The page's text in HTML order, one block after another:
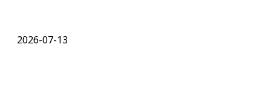
2026-07-13